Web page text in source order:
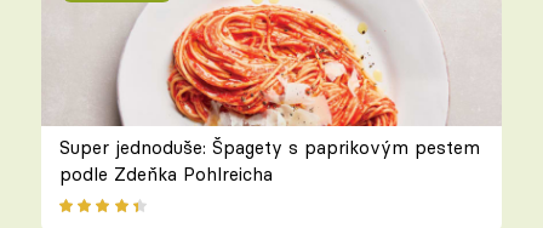
Super jednoduše: Špagety s paprikovým pestem
podle Zdeňka Pohlreicha